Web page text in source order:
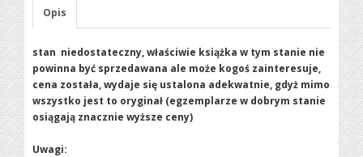
Opis
stan niedostateczny, właściwie książka w tym stanie nie
powinna być sprzedawana ale może kogoś zainteresuje,
cena została, wydaje się ustalona adekwatnie, gdyż mimo
wszystko jest to oryginał (egzemplarze w dobrym stanie
osiągają znacznie wyższe ceny)
Uwagi: